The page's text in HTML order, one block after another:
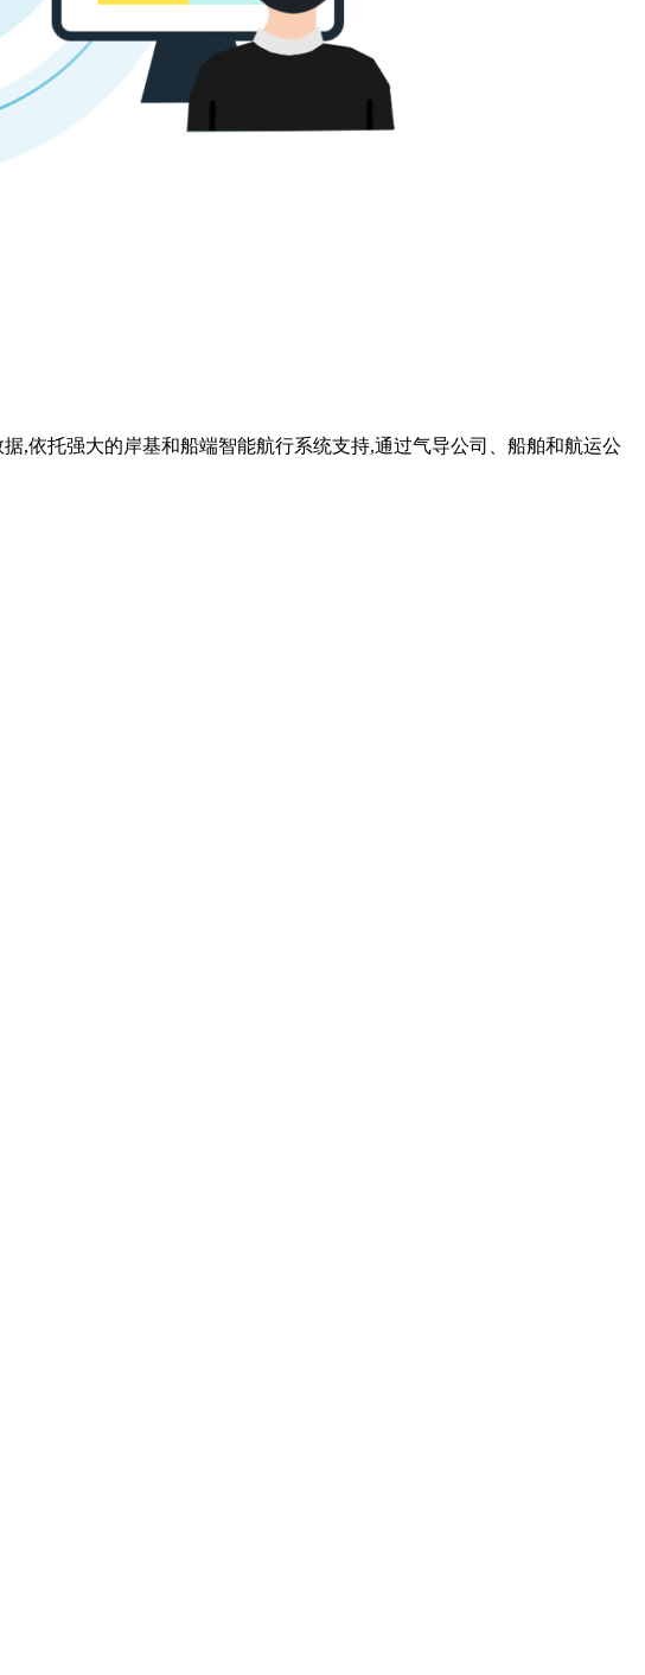
,依托强大的岸基和船端智能航行系统支持,通过气导公司、船舶和航运公